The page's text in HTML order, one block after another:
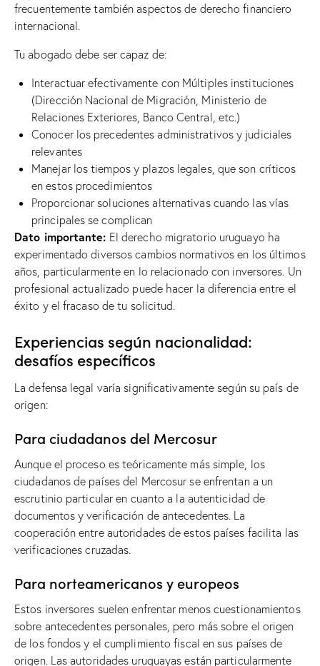
frecuentemente también aspectos de derecho financiero
internacional.
Tu abogado debe ser capaz de:
Interactuar efectivamente con Múltiples instituciones
(Dirección Nacional de Migración, Ministerio de
Relaciones Exteriores, Banco Central, etc.)
Conocer los precedentes administrativos y judiciales
relevantes
Manejar los tiempos y plazos legales, que son críticos
en estos procedimientos
Proporcionar soluciones alternativas cuando las vías
principales se complican
Dato importante: El derecho migratorio uruguayo ha
experimentado diversos cambios normativos en los últimos
años, particularmente en lo relacionado con inversores. Un
profesional actualizado puede hacer la diferencia entre el
éxito y el fracaso de tu solicitud.
Experiencias según nacionalidad:
desafíos específicos
La defensa legal varía significativamente según su país de
origen:
Para ciudadanos del Mercosur
Aunque el proceso es teóricamente más simple, los
ciudadanos de países del Mercosur se enfrentan a un
escrutinio particular en cuanto a la autenticidad de
documentos y verificación de antecedentes. La
cooperación entre autoridades de estos países facilita las
verificaciones cruzadas.
Para norteamericanos y europeos
Estos inversores suelen enfrentar menos cuestionamientos
sobre antecedentes personales, pero más sobre el origen
de los fondos y el cumplimiento fiscal en sus países de
origen. Las autoridades uruguayas están particularmente